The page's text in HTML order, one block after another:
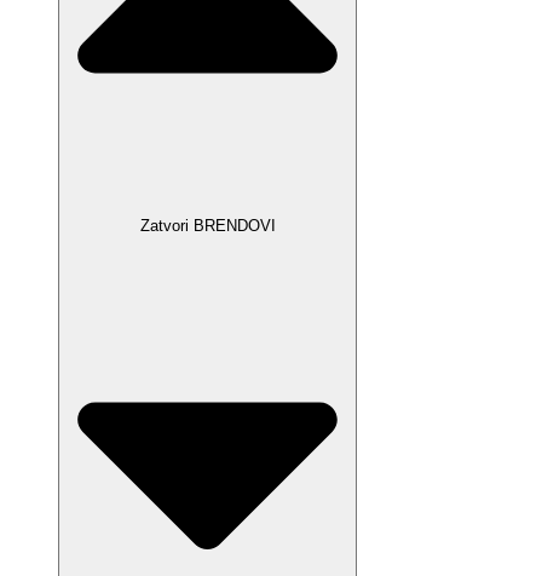
Zatvori BRENDOVI